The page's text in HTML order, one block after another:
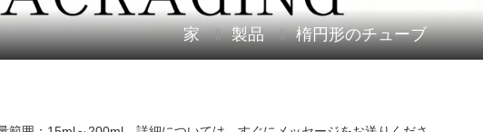
español
português
家 製品 楕円形のチューブ